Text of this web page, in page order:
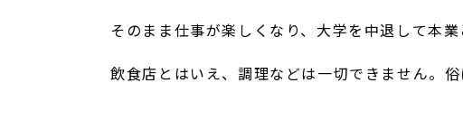
そのまま仕事が楽しくなり、大学を中退して本業
飲食店とはいえ、調理などは一切できません。